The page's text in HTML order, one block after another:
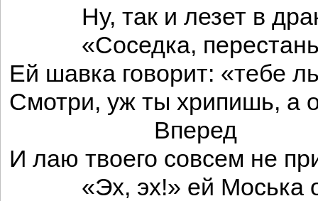
Ну, так и лезет в
«Соседка, перестань
Ей шавка говорит: «тебе
Смотри, уж ты хрипишь, а
Вперед
И лаю твоего совсем не
«Эх, эх!» ей Моська